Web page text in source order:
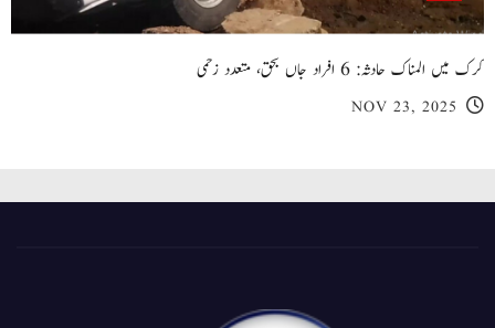
کرک میں المناک حادثہ: 6 افراد جاں بحق، متعدد زخمی
NOV 23, 2025